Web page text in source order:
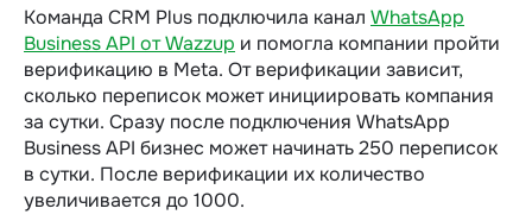
Команда CRM Plus подключила канал WhatsApp
Business API от Wazzup и помогла компании пройти
верификацию в Meta. От верификации зависит,
сколько переписок может инициировать компания
за сутки. Сразу после подключения WhatsApp
Business API бизнес может начинать 250 переписок
в сутки. После верификации их количество
увеличивается до 1000.